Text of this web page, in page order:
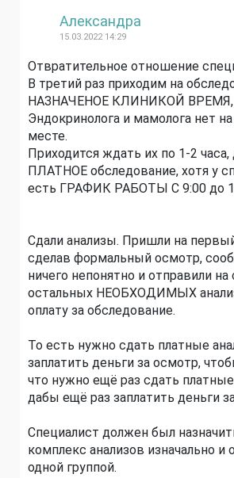
Александра
15.03.2022 14:29
Отвратительное отношение
В третий раз приходим на
НАЗНАЧЕНОЕ КЛИНИКОЙ ВРЕМЯ,
Эндокринолога и мамолога нет
месте.
Приходится ждать их по 1-2
ПЛАТНОЕ обследование, хотя у
есть ГРАФИК РАБОТЫ С 9:00 до
Сдали анализы. Пришли на
сделав формальный осмотр,
ничего непонятно и отправили на
остальных НЕОБХОДИМЫХ
оплату за обследование.
То есть нужно сдать платные
заплатить деньги за осмотр,
что нужно ещё раз сдать
дабы ещё раз заплатить деньги
Специалист должен был
комплекс анализов изначально и
одной группой.